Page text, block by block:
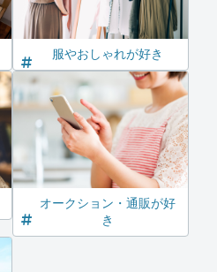
服やおしゃれが好き
オークション・通販が好
き